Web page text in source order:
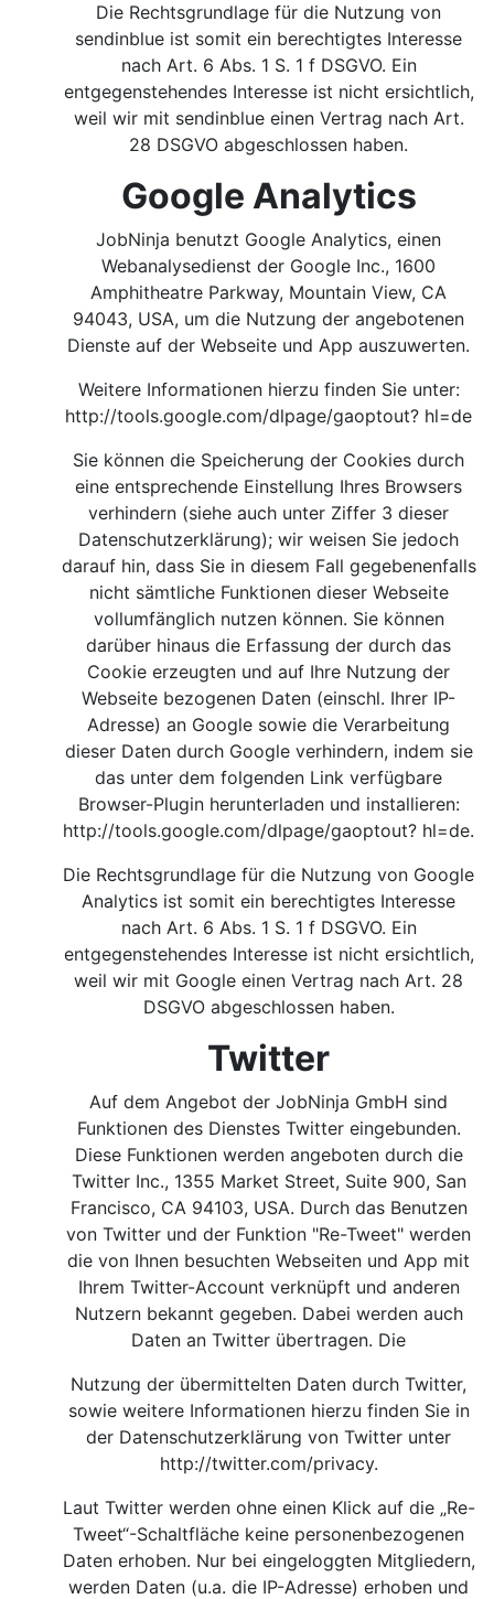
Die Rechtsgrundlage für die Nutzung von
sendinblue ist somit ein berechtigtes Interesse
nach Art. 6 Abs. 1 S. 1 f DSGVO. Ein
entgegenstehendes Interesse ist nicht ersichtlich,
weil wir mit sendinblue einen Vertrag nach Art.
28 DSGVO abgeschlossen haben.
Google Analytics
JobNinja benutzt Google Analytics, einen
Webanalysedienst der Google Inc., 1600
Amphitheatre Parkway, Mountain View, CA
94043, USA, um die Nutzung der angebotenen
Dienste auf der Webseite und App auszuwerten.
Weitere Informationen hierzu finden Sie unter:
http://tools.google.com/dlpage/gaoptout? hl=de
Sie können die Speicherung der Cookies durch
eine entsprechende Einstellung Ihres Browsers
verhindern (siehe auch unter Ziffer 3 dieser
Datenschutzerklärung); wir weisen Sie jedoch
darauf hin, dass Sie in diesem Fall gegebenenfalls
nicht sämtliche Funktionen dieser Webseite
vollumfänglich nutzen können. Sie können
darüber hinaus die Erfassung der durch das
Cookie erzeugten und auf Ihre Nutzung der
Webseite bezogenen Daten (einschl. Ihrer IP-
Adresse) an Google sowie die Verarbeitung
dieser Daten durch Google verhindern, indem sie
das unter dem folgenden Link verfügbare
Browser-Plugin herunterladen und installieren:
http://tools.google.com/dlpage/gaoptout? hl=de.
Die Rechtsgrundlage für die Nutzung von Google
Analytics ist somit ein berechtigtes Interesse
nach Art. 6 Abs. 1 S. 1 f DSGVO. Ein
entgegenstehendes Interesse ist nicht ersichtlich,
weil wir mit Google einen Vertrag nach Art. 28
DSGVO abgeschlossen haben.
Twitter
Auf dem Angebot der JobNinja GmbH sind
Funktionen des Dienstes Twitter eingebunden.
Diese Funktionen werden angeboten durch die
Twitter Inc., 1355 Market Street, Suite 900, San
Francisco, CA 94103, USA. Durch das Benutzen
von Twitter und der Funktion "Re-Tweet" werden
die von Ihnen besuchten Webseiten und App mit
Ihrem Twitter-Account verknüpft und anderen
Nutzern bekannt gegeben. Dabei werden auch
Daten an Twitter übertragen. Die
Nutzung der übermittelten Daten durch Twitter,
sowie weitere Informationen hierzu finden Sie in
der Datenschutzerklärung von Twitter unter
http://twitter.com/privacy.
Laut Twitter werden ohne einen Klick auf die „Re-
Tweet“-Schaltfläche keine personenbezogenen
Daten erhoben. Nur bei eingeloggten Mitgliedern,
werden Daten (u.a. die IP-Adresse) erhoben und